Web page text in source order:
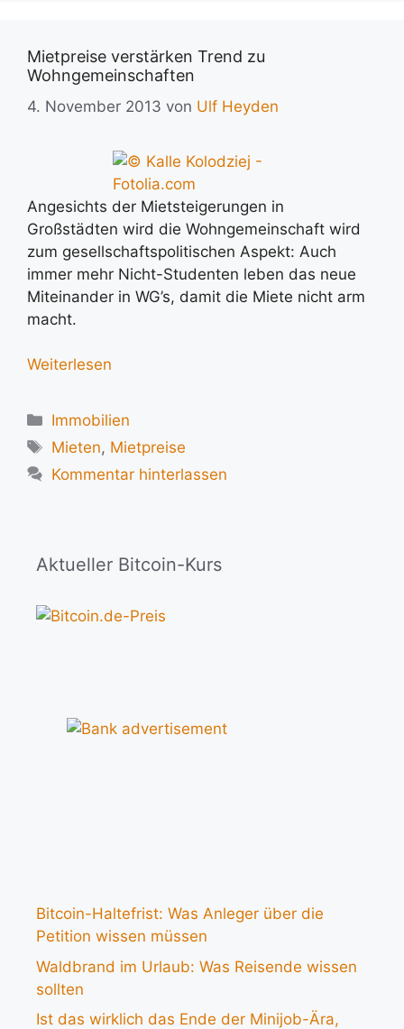
Mietpreise verstärken Trend zu
Wohngemeinschaften
4. November 2013 von Ulf Heyden
Angesichts der Mietsteigerungen in
Großstädten wird die Wohngemeinschaft wird
zum gesellschaftspolitischen Aspekt: Auch
immer mehr Nicht-Studenten leben das neue
Miteinander in WG’s, damit die Miete nicht arm
macht.
Weiterlesen
Kategorien
Immobilien
Schlagwörter
Mieten, Mietpreise
Kommentar hinterlassen
Aktueller Bitcoin-Kurs
Bitcoin-Haltefrist: Was Anleger über die
Petition wissen müssen
Waldbrand im Urlaub: Was Reisende wissen
sollten
Ist das wirklich das Ende der Minijob-Ära,